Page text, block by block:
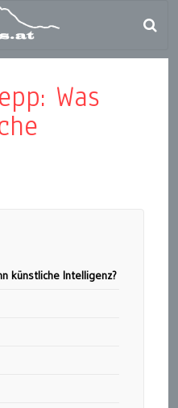
Was
künstliche Intelligenz?